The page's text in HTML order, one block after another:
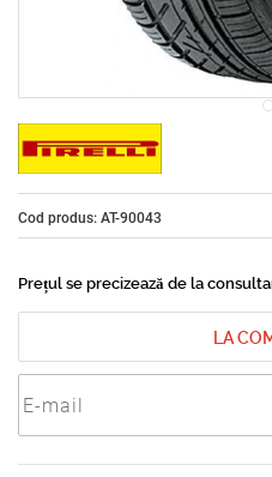
Cod produs: AT-90043
Prețul se precizează de la
LA